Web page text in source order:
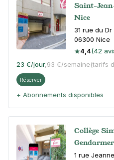
Saint-
Nice
31 rue du Dr
06300 Nice
4,4(42
23 €/jour,93 €/semaine(tarifs
Réserver
+ Abonnements disponibles
Collège
1 rue